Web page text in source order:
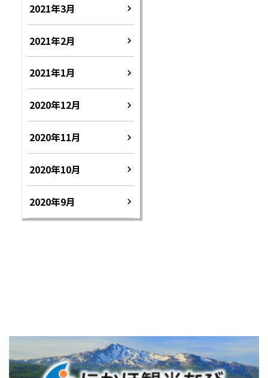
2021年3月
2021年2月
2021年1月
2020年12月
2020年11月
2020年10月
2020年9月